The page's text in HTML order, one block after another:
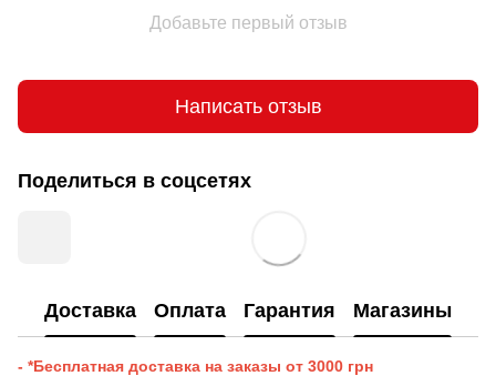
Добавьте первый отзыв
Написать отзыв
Поделиться в соцсетях
Доставка Оплата Гарантия Магазины
- *Бесплатная доставка на заказы от 3000 грн